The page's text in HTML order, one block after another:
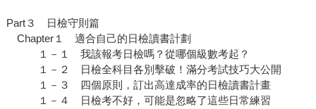
Part３ 日檢守則篇
Chapter１ 適合自己的日檢讀書計劃
１－１ 我該報考日檢嗎？從哪個級數考起？
１－２ 日檢全科目各別擊破！滿分考試技巧大公開
１－３ 四個原則，訂出高達成率的日檢讀書計畫
１－４ 日檢考不好，可能是忽略了這些日常練習